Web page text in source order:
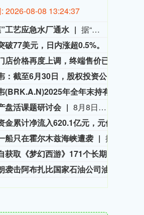
2026-08-08 13:24:39
工艺应急水厂通水
据“三峡小微”公众号消息，8月8日，由三峡集团所属长江环保集团、武汉市水务集团等共同投资建设的华中地区规模最大的“双膜”工艺应急水厂——武汉梁子湖应急水厂并网通水，标志着武汉市江南区域正式构建起“一江一湖”双水源互为备援、灵活调度的供水新格局，为片区660万市民用水安全提供坚实保障。
77美元，日内涨超0.5%。
伯克希尔哈撒韦：截至6月30日，股权投资公允价值总额的66%集中在美国运通、苹果、美国银行、Alphabet及可口可乐这五家公司。
盘活课题研讨会
8月8日上午，全球财富管理论坛在京召开“地方国有存量资产盘活进展、难点与策略”课题研讨会，楼继伟出席会议并做总结发言。楼继伟在发言中表示，盘活国有资产既是近期的当务之急，也是一项长期性的战略任务。当前我国GDP平减指数阶段性承压走低，财政维持紧平衡格局的压力持续攀升；我国税收结构以间接税为主体，税收收入增速显著弱于名义GDP增速，财政内生增收动能受限。叠加土地财政收入大幅收缩，地方隐性债务化解、长期限国债常态化发行带来的利息支出刚性上涨，收支两端压力持续凸显。综合多重现实约束来看，国有存量资产盘活并非短期应急手段，而是一项需要常态化、长效化推进的重点工作。（全球财富管理论坛）
船只在霍尔木兹海峡遭袭
网易前员工私自获取《梦幻西游》171个长期未登录的账号权限，4年获利173万元，获刑3年